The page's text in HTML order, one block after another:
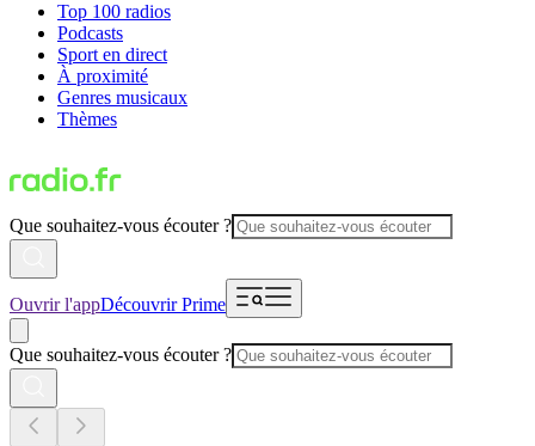
Top 100 radios
Podcasts
Sport en direct
À proximité
Genres musicaux
Thèmes
Que souhaitez-vous écouter ?
Ouvrir l'appDécouvrir Prime
Que souhaitez-vous écouter ?